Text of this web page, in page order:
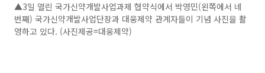
▲3일 열린 국가신약개발사업과제 협약식에서 박영민(왼쪽에서 네
번째) 국가신약개발사업단장과 대웅제약 관계자들이 기념 사진을 촬
영하고 있다. (사진제공=대웅제약)